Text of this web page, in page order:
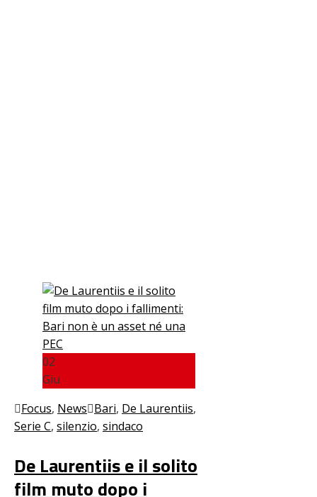
02
Giu
Focus, News Bari, De Laurentiis,
Serie C, silenzio, sindaco
De Laurentiis e il solito
film muto dopo i